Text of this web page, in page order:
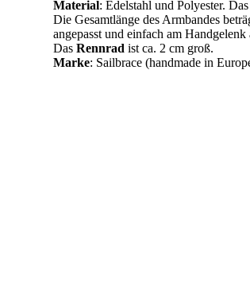
Material: Edelstahl und Polyester.
Die Gesamtlänge des Armbandes
angepasst und einfach am
DasRennrad ist ca. 2 cm groß.
Marke: Sailbrace (handmade in